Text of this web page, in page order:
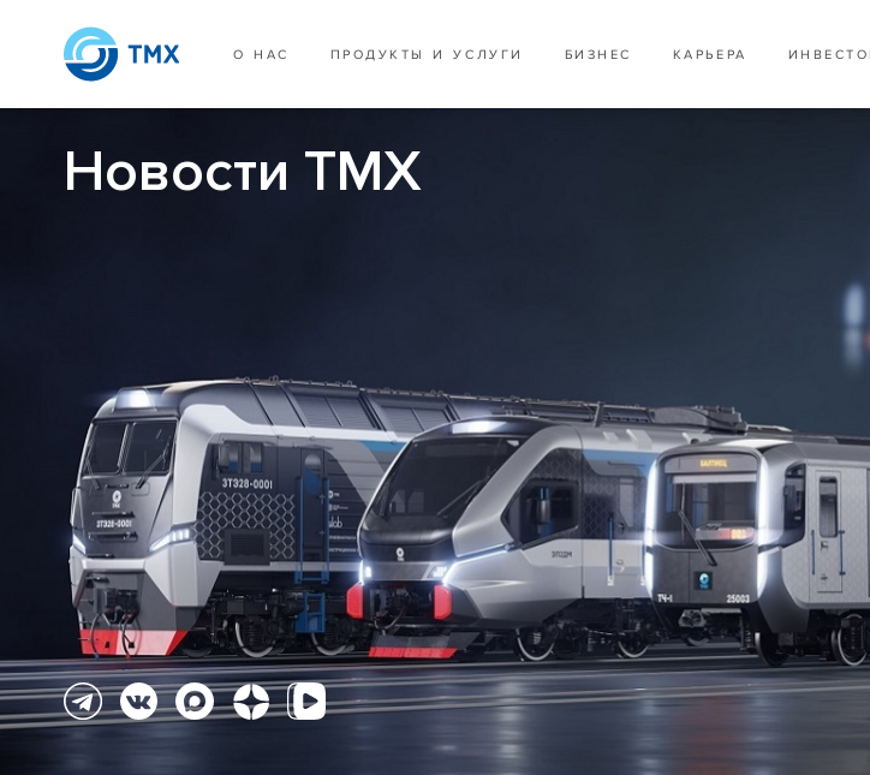
О НАС ПРОДУКТЫ И УСЛУГИ БИЗНЕС КАРЬЕРА
Новости ТМХ